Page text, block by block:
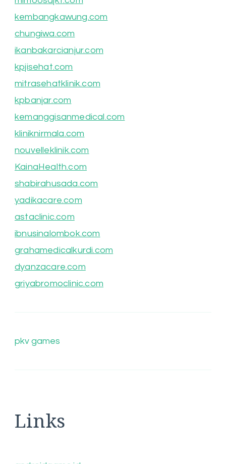
kembangkawung.com
chungiwa.com
ikanbakarcianjur.com
kpjisehat.com
mitrasehatklinik.com
kpbanjar.com
kemanggisanmedical.com
kliniknirmala.com
nouvelleklinik.com
KainaHealth.com
shabirahusada.com
yadikacare.com
astaclinic.com
ibnusinalombok.com
grahamedicalkurdi.com
dyanzacare.com
griyabromoclinic.com
pkv games
Links